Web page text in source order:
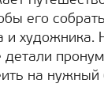
его
и художника.
детали
на